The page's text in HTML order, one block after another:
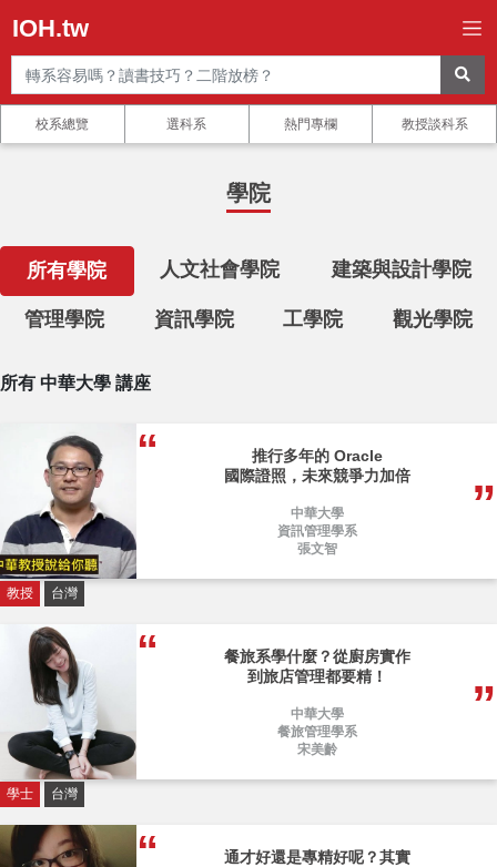
IOH.tw
校系總覽 選科系 熱門專欄 教授談科系
學院
所有學院 人文社會學院 建築與設計學院
管理學院 資訊學院 工學院 觀光學院
所有 中華大學 講座
推行多年的 Oracle
國際證照，未來競爭力加倍
中華大學
資訊管理學系
張文智
教授 台灣
餐旅系學什麼？從廚房實作
到旅店管理都要精！
中華大學
餐旅管理學系
宋美齡
學士 台灣
通才好還是專精好呢？其實